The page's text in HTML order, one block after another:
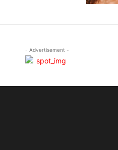
- Advertisement -